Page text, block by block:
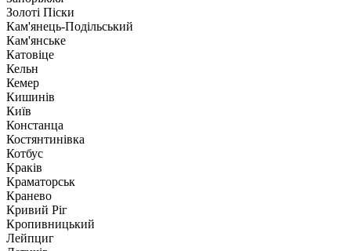
Золоті Піски
Кам'янець-Подільський
Кам'янське
Катовіце
Кельн
Кемер
Кишинів
Київ
Констанца
Костянтинівка
Котбус
Краків
Краматорськ
Кранево
Кривий Ріг
Кропивницький
Лейпциг